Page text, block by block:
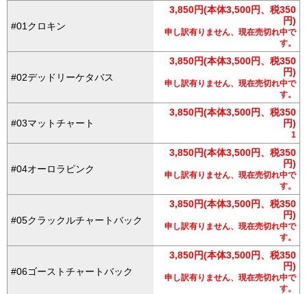
#01クロキン
3,850円(本体3,500円、税350
円)
申し訳有りません、現在売切れ中で
す。
#02デッドリーケタバス
3,850円(本体3,500円、税350
円)
申し訳有りません、現在売切れ中で
す。
#03マットチャート
3,850円(本体3,500円、税350
円)
1
#04オーロラピンク
3,850円(本体3,500円、税350
円)
申し訳有りません、現在売切れ中で
す。
#05クラックルチャートバック
3,850円(本体3,500円、税350
円)
申し訳有りません、現在売切れ中で
す。
#06ゴーストチャートバック
3,850円(本体3,500円、税350
円)
申し訳有りません、現在売切れ中で
す。